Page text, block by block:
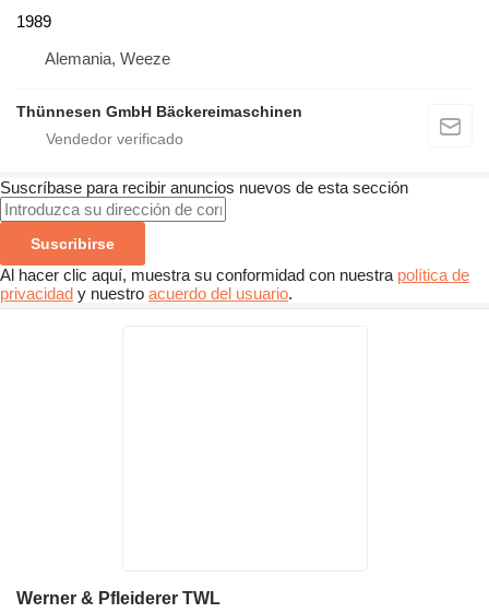
1989
Alemania, Weeze
Thünnesen GmbH Bäckereimaschinen
Suscríbase para recibir anuncios nuevos de esta sección
Suscribirse
Al hacer clic aquí, muestra su conformidad con nuestra política de
privacidad y nuestro acuerdo del usuario.
Werner & Pfleiderer TWL